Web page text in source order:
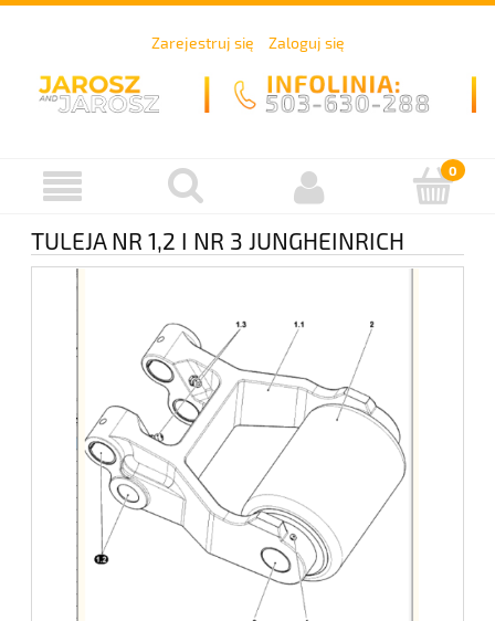
Zarejestruj się Zaloguj się
TULEJA NR 1,2 I NR 3 JUNGHEINRICH